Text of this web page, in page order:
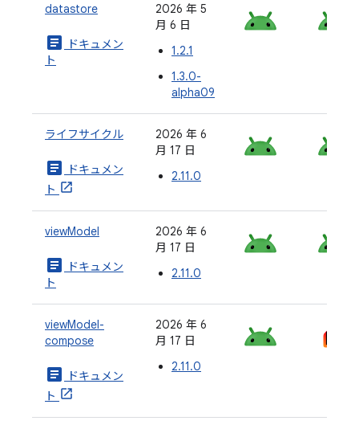
datastore
article
ドキュメン
ト
2026 年 5
月 6 日
1.2.1
1.3.0-
alpha09
ライフサイクル
article
ドキュメン
ト
2026 年 6
月 17 日
2.11.0
viewModel
article
ドキュメン
ト
2026 年 6
月 17 日
2.11.0
viewModel-
compose
article
ドキュメン
ト
2026 年 6
月 17 日
2.11.0